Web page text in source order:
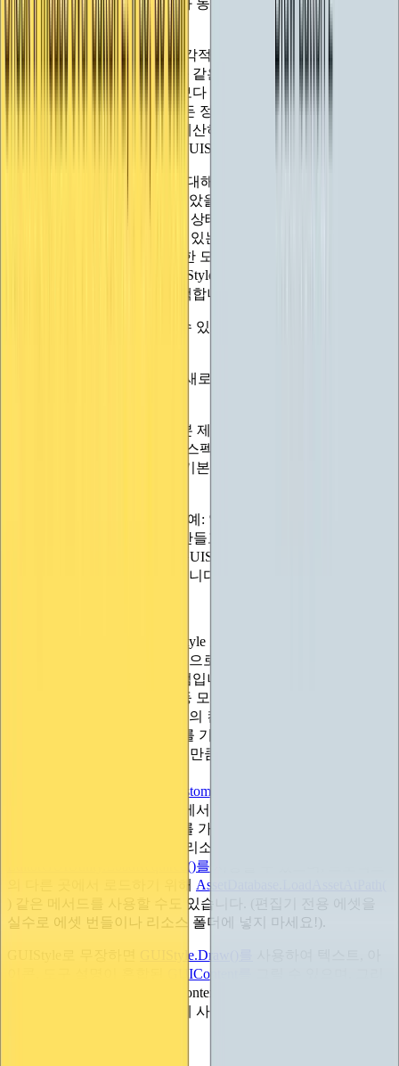
으로 그리는 데 사용하는 것과 동일한 기술을 사용하여 중간자
를 잘라낼 수 있습니다.
GUIStyle에는 GUI 요소의 시각적 속성에 대한 정보(사용해야
하는 글꼴이나 텍스트 색상과 같은 기본적인 것부터 간격을 얼
마나 두어야 하는지와 같은 보다 미묘한 레이아웃 속성까지)
가 포함되어 있습니다. 이 모든 정보는 스타일을 사용하여 일
부 콘텐츠의 너비와 높이를 계산하는 함수 및 실제로 콘텐츠를
화면에 그리는 함수와 함께 GUIStyle에 저장됩니다.
실제로 GUIStyle은 컨트롤에 대해 하나의 스타일만 처리하는
것이 아니라 마우스를 올려놓았을 때, 키보드 포커스가 있을
때, 비활성화되었을 때, '활성' 상태(예: 버튼이 누르고 있는 중
일 때) 등 GUI 요소가 처할 수 있는 다양한 상황에 따라 렌더링
을 처리할 수 있습니다. 이러한 모든 상황에 대한 색상 및 배경
이미지 정보를 제공하면 GUIStyle이 컨트롤 ID를 기반으로 그
리기 시점에 적절한 것을 선택합니다.
컨트롤을 그리는 데 사용할 수 있는 GUIStyle을 얻는 방법은
- 코드에서 하나를 생성하고(새로운 GUIStyle()) 그 위에 값을
클래스의 기본 제공 스타일 중 하나를 사용합
니다. 자신만의 도구 모음, 인스펙터 스타일 컨트롤 등을 그리
는 등 사용자 지정 컨트롤을 기본 제공 컨트롤처럼 보이게 하
- 기존 스타일에 약간의 변형(예: 일반 버튼이지만 텍스트가 오
른쪽으로 정렬된 스타일)만 만들고 싶다면 EditorStyles 클래스
에서 스타일을 복제(새로운 GUIStyle(기존 스타일))한 다음 변
경하려는 속성만 변경하면 됩니다.
GUISkin은 기본적으로 GUIStyle 오브젝트의 큰 묶음이며, 중
요한 것은 프로젝트에서 에셋으로 생성하고 인스펙터를 통해
자유롭게 편집할 수 있다는 점입니다. 컨트롤을 만들고 살펴보
면 상자, 버튼, 레이블, 토글 등 모든 표준 컨트롤 유형에 대한
슬롯이 표시되지만 사용자 정의 컨트롤 작성자는 하단의 '사용
자 정의 스타일' 섹션에 주의를 기울이세요. 여기에서 사용자
지정 GUIStyle 항목을 원하는 만큼 설정하고 각 항목에 고유한
GUISkin.GetStyle("nameOfCustomStyle")
을 검색할 수 있습니다. 퍼즐에서 빠진 유일한 조각은 애초에
코드에서 GUISkin 오브젝트를 가져오는 방법을 알아내는 것
입니다. 스킨을 '에디터 기본 리소스' 폴더에 보관하는 경우
EditorGUIUtility.LoadRequired()를
의 다른 곳에서 로드하기 위해 AssetDatabase.LoadAssetAtPath(
) 같은 메서드를 사용할 수도 있습니다. (편집기 전용 에셋을
실수로 에셋 번들이나 리소스 폴더에 넣지 마세요!).
GUIStyle.Draw()를
GUIContent를
려는 사각형, 그리려는 GUIContent, 콘텐츠에 키보드 포커스
같은 것이 있는지 파악하는 데 사용할 컨트롤 ID를 전달할 수